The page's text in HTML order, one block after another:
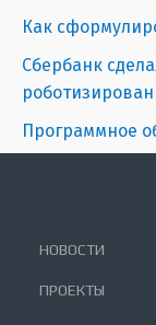
Как
Сбербанк
Программное
НОВОСТИ
ПРОЕКТЫ